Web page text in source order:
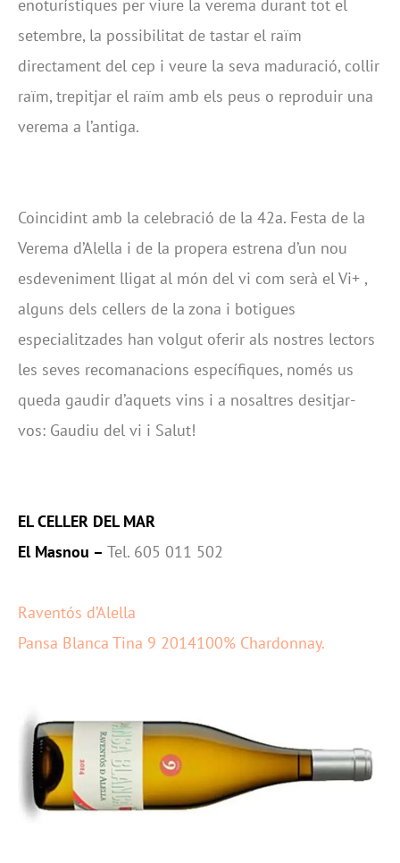
enoturístiques per viure la verema durant tot el
setembre, la possibilitat de tastar el raïm
directament del cep i veure la seva maduració, collir
raïm, trepitjar el raïm amb els peus o reproduir una
verema a l’antiga.
Coincidint amb la celebració de la 42a. Festa de la
Verema d’Alella i de la propera estrena d’un nou
esdeveniment lligat al món del vi com serà el Vi+ ,
alguns dels cellers de la zona i botigues
especialitzades han volgut oferir als nostres lectors
les seves recomanacions específiques, només us
queda gaudir d’aquets vins i a nosaltres desitjar-
vos: Gaudiu del vi i Salut!
EL CELLER DEL MAR
El Masnou – Tel. 605 011 502
Raventós d’Alella
Pansa Blanca Tina 9 2014100% Chardonnay.